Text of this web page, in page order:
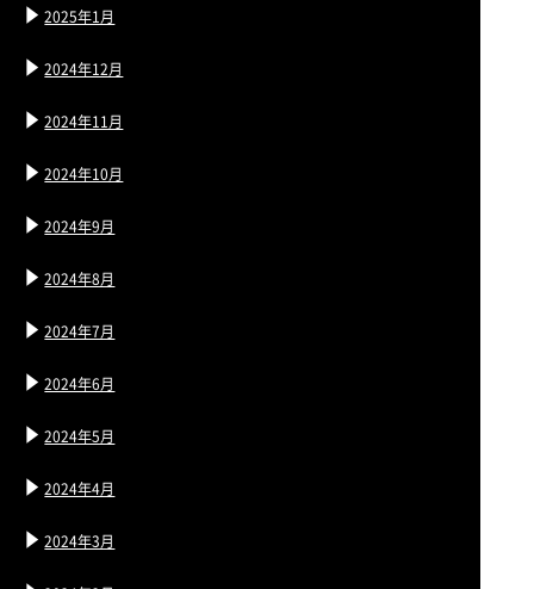
2025年1月
2024年12月
2024年11月
2024年10月
2024年9月
2024年8月
2024年7月
2024年6月
2024年5月
2024年4月
2024年3月